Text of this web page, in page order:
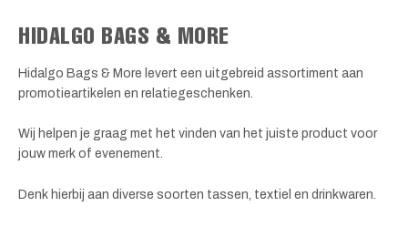
HIDALGO BAGS & MORE
Hidalgo Bags & More levert een uitgebreid assortiment aan
promotieartikelen en relatiegeschenken.
Wij helpen je graag met het vinden van het juiste product voor
jouw merk of evenement.
Denk hierbij aan diverse soorten tassen, textiel en drinkwaren.